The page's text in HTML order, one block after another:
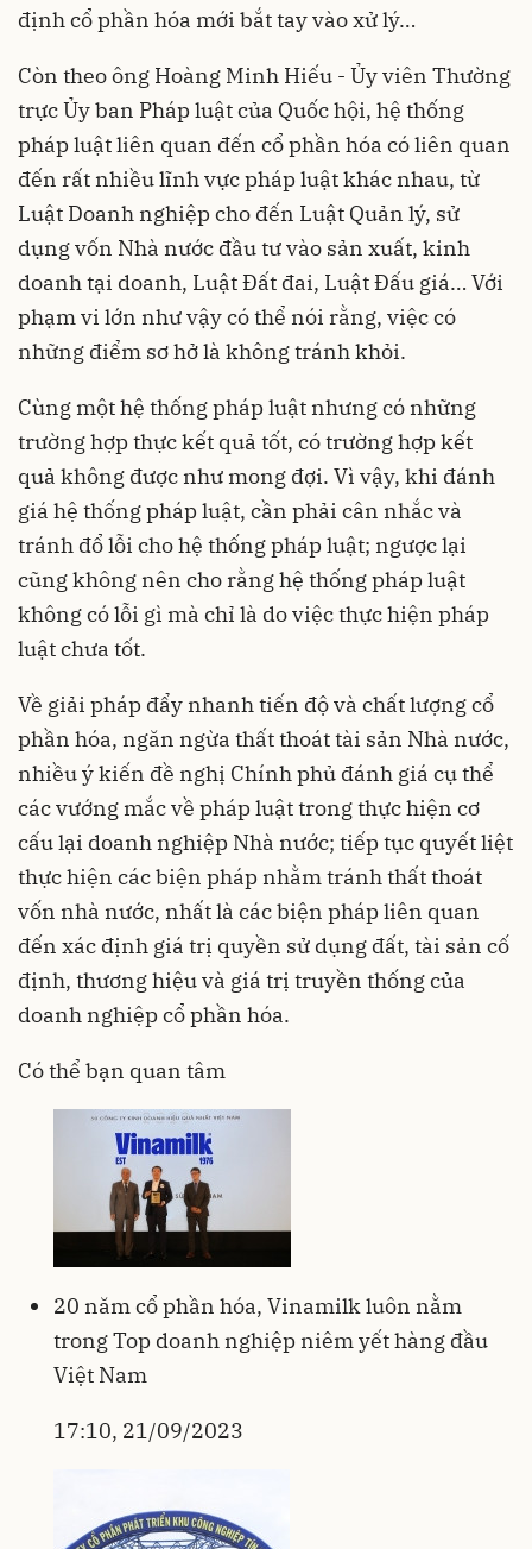
định cổ phần hóa mới bắt tay vào xử lý…
Còn theo ông Hoàng Minh Hiếu - Ủy viên Thường
trực Ủy ban Pháp luật của Quốc hội, hệ thống
pháp luật liên quan đến cổ phần hóa có liên quan
đến rất nhiều lĩnh vực pháp luật khác nhau, từ
Luật Doanh nghiệp cho đến Luật Quản lý, sử
dụng vốn Nhà nước đầu tư vào sản xuất, kinh
doanh tại doanh, Luật Đất đai, Luật Đấu giá… Với
phạm vi lớn như vậy có thể nói rằng, việc có
những điểm sơ hở là không tránh khỏi.
Cùng một hệ thống pháp luật nhưng có những
trường hợp thực kết quả tốt, có trường hợp kết
quả không được như mong đợi. Vì vậy, khi đánh
giá hệ thống pháp luật, cần phải cân nhắc và
tránh đổ lỗi cho hệ thống pháp luật; ngược lại
cũng không nên cho rằng hệ thống pháp luật
không có lỗi gì mà chỉ là do việc thực hiện pháp
luật chưa tốt.
Về giải pháp đẩy nhanh tiến độ và chất lượng cổ
phần hóa, ngăn ngừa thất thoát tài sản Nhà nước,
nhiều ý kiến đề nghị Chính phủ đánh giá cụ thể
các vướng mắc về pháp luật trong thực hiện cơ
cấu lại doanh nghiệp Nhà nước; tiếp tục quyết liệt
thực hiện các biện pháp nhằm tránh thất thoát
vốn nhà nước, nhất là các biện pháp liên quan
đến xác định giá trị quyền sử dụng đất, tài sản cố
định, thương hiệu và giá trị truyền thống của
doanh nghiệp cổ phần hóa.
Có thể bạn quan tâm
20 năm cổ phần hóa, Vinamilk luôn nằm
trong Top doanh nghiệp niêm yết hàng đầu
Việt Nam
17:10, 21/09/2023